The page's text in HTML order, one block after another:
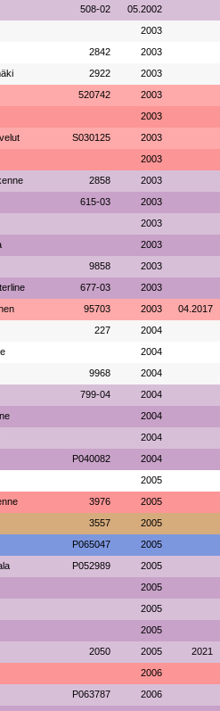
508-02 05.2002
2003
2842 2003
2922 2003
520742 2003
2003
S030125 2003
2003
2858 2003
615-03 2003
2003
2003
9858 2003
677-03 2003
95703 2003 04.2017
227 2004
2004
9968 2004
799-04 2004
2004
2004
P040082 2004
2005
3976 2005
3557 2005
P065047 2005
P052989 2005
2005
2005
2005
2050 2005 2021
2006
P063787 2006